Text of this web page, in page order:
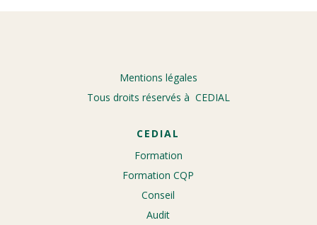
CEDIAL
Formation
Formation CQP
Conseil
Audit
Mentions légales
Tous droits réservés à CEDIAL